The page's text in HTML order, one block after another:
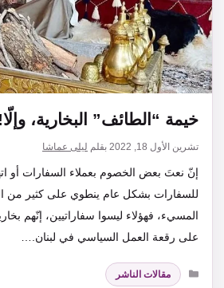
خيمة “الطائف” البخارية، وإلّا!
تشرين الأول 18, 2022 بقلم ليلى عماشا
إنّ نعتَ بعض الخصوم بعملاء السفارات أو
للسفارات بشكل عام ينطوي على كثير من
المسيء، فهؤلاء ليسوا سفاراتيين، إنّهم
على رقعة العمل السياسي في لبنان.…
التصنيفات
مقالات الناشر